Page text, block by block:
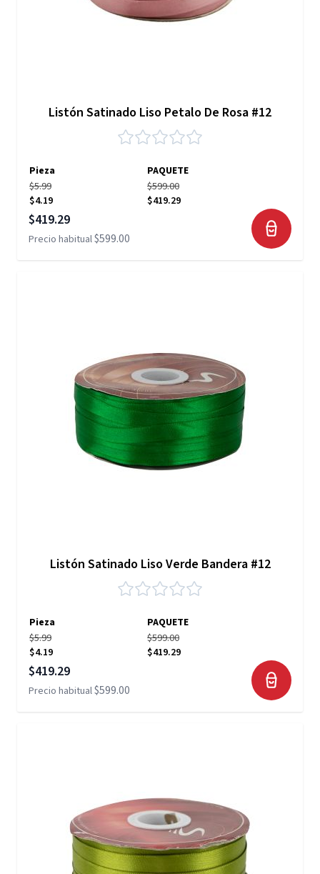
Listón Satinado Liso Petalo De Rosa #12
Pieza
PAQUETE
$5.99
$4.19
$599.00
$419.29
Precio especial
$419.29
Precio habitual$599.00
Listón Satinado Liso Verde Bandera #12
Pieza
PAQUETE
$5.99
$4.19
$599.00
$419.29
Precio especial
$419.29
Precio habitual$599.00